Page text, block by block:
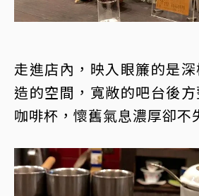
走進店內，映入眼簾的是
造的空間，寬敞的吧台後
咖啡杯，懷舊氣息濃厚卻不